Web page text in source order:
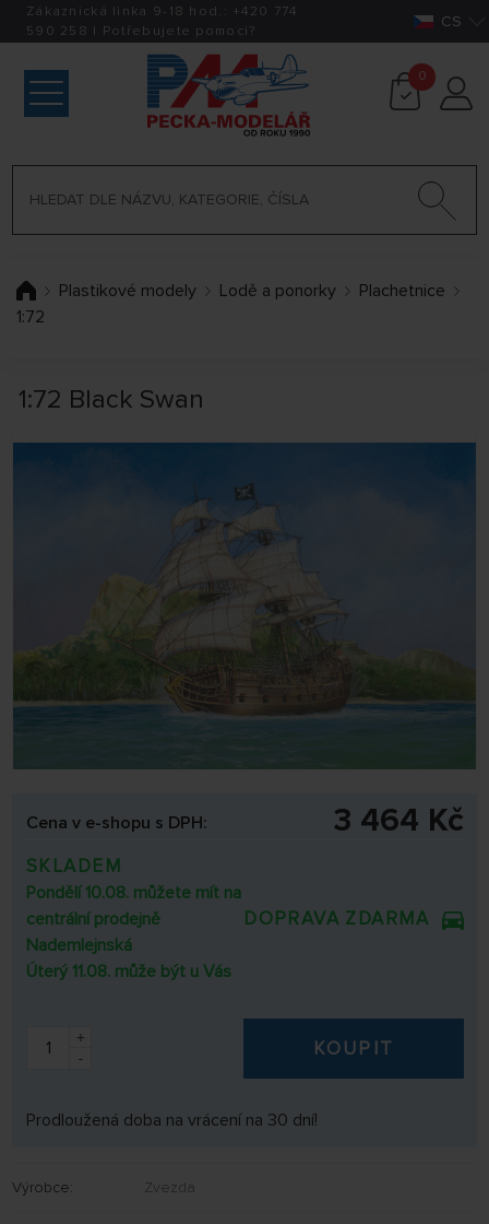
Zákaznická linka 9-18 hod.: +420 774
590 258 | Potřebujete pomoci? CS
0
Plastikové modely Lodě a ponorky
Plachetnice
1:72
1:72 Black Swan
Cena v e-shopu s DPH: 3 464 Kč
SKLADEM
Pondělí 10.08. můžete mít na
centrální prodejně
Nademlejnská
Úterý 11.08. může být u Vás
DOPRAVA ZDARMA
+
-
KOUPIT
Prodloužená doba na vrácení na 30 dní!
Výrobce: Zvezda